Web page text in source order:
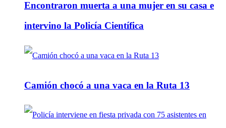
Encontraron muerta a una mujer en su casa e
intervino la Policía Científica
Camión chocó a una vaca en la Ruta 13